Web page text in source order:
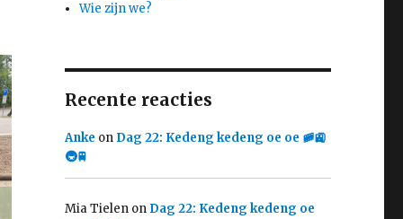
Wie zijn we?
Recente reacties
Anke on Dag 22: Kedeng kedeng oe oe 🚞🚉
🚇🚆
Mia Tielenon Dag 22: Kedeng kedeng oe